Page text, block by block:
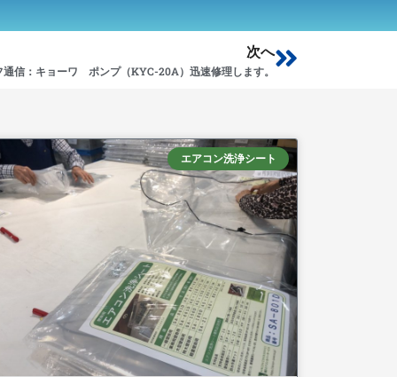
次へ
通信：キョーワ ポンプ（KYC-20A）迅速修理します。 Next
エアコン洗浄シート